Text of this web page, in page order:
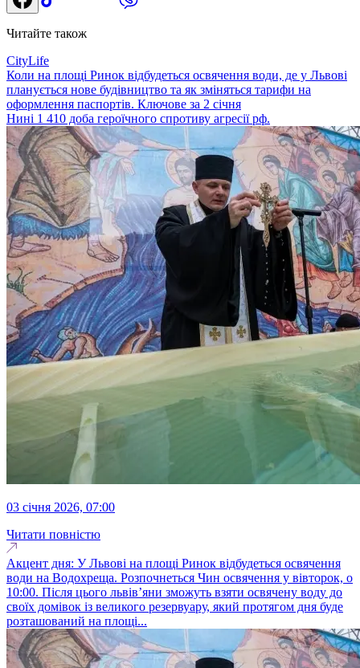
Читайте також
CityLife
Коли на площі Ринок відбудеться освячення води, де у Львові
планується нове будівництво та як зміняться тарифи на
оформлення паспортів. Ключове за 2 січня
Нині 1 410 доба героїчного спротиву агресії рф.
03 січня 2026, 07:00
Читати повністю
Акцент дня: У Львові на площі Ринок відбудеться освячення
води на Водохреща. Розпочнеться Чин освячення у вівторок, о
10:00. Після цього львів’яни зможуть взяти освячену воду до
своїх домівок із великого резервуару, який протягом дня буде
розташований на площі...